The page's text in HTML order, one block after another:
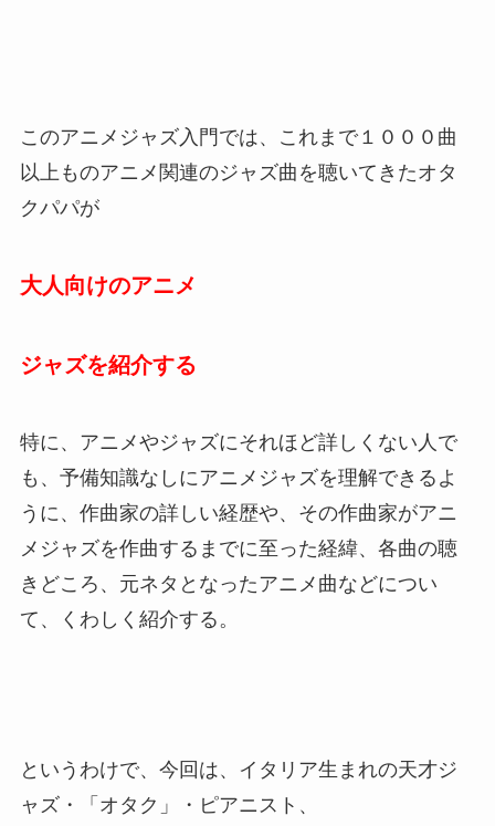
このアニメジャズ入門では、これまで１０００曲
以上ものアニメ関連のジャズ曲を聴いてきたオタ
クパパが
大人向けのアニメ
ジャズを紹介する
特に、アニメやジャズにそれほど詳しくない人で
も、予備知識なしにアニメジャズを理解できるよ
うに、作曲家の詳しい経歴や、その作曲家がアニ
メジャズを作曲するまでに至った経緯、各曲の聴
きどころ、元ネタとなったアニメ曲などについ
て、くわしく紹介する。
というわけで、今回は、イタリア生まれの天才ジ
ャズ・「オタク」・ピアニスト、